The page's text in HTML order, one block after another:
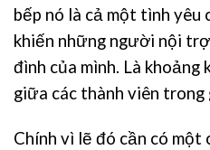
bếp nó là cả một tình yêu
khiến những người nội
đình của mình. Là khoảng
giữa các thành viên trong
Chính vì lẽ đó cần có một